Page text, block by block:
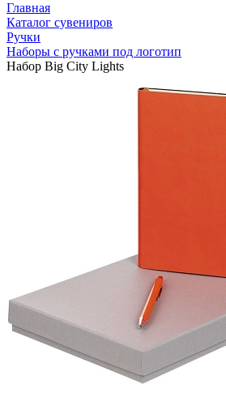
Главная
Каталог сувениров
Ручки
Наборы с ручками под логотип
Набор Big City Lights